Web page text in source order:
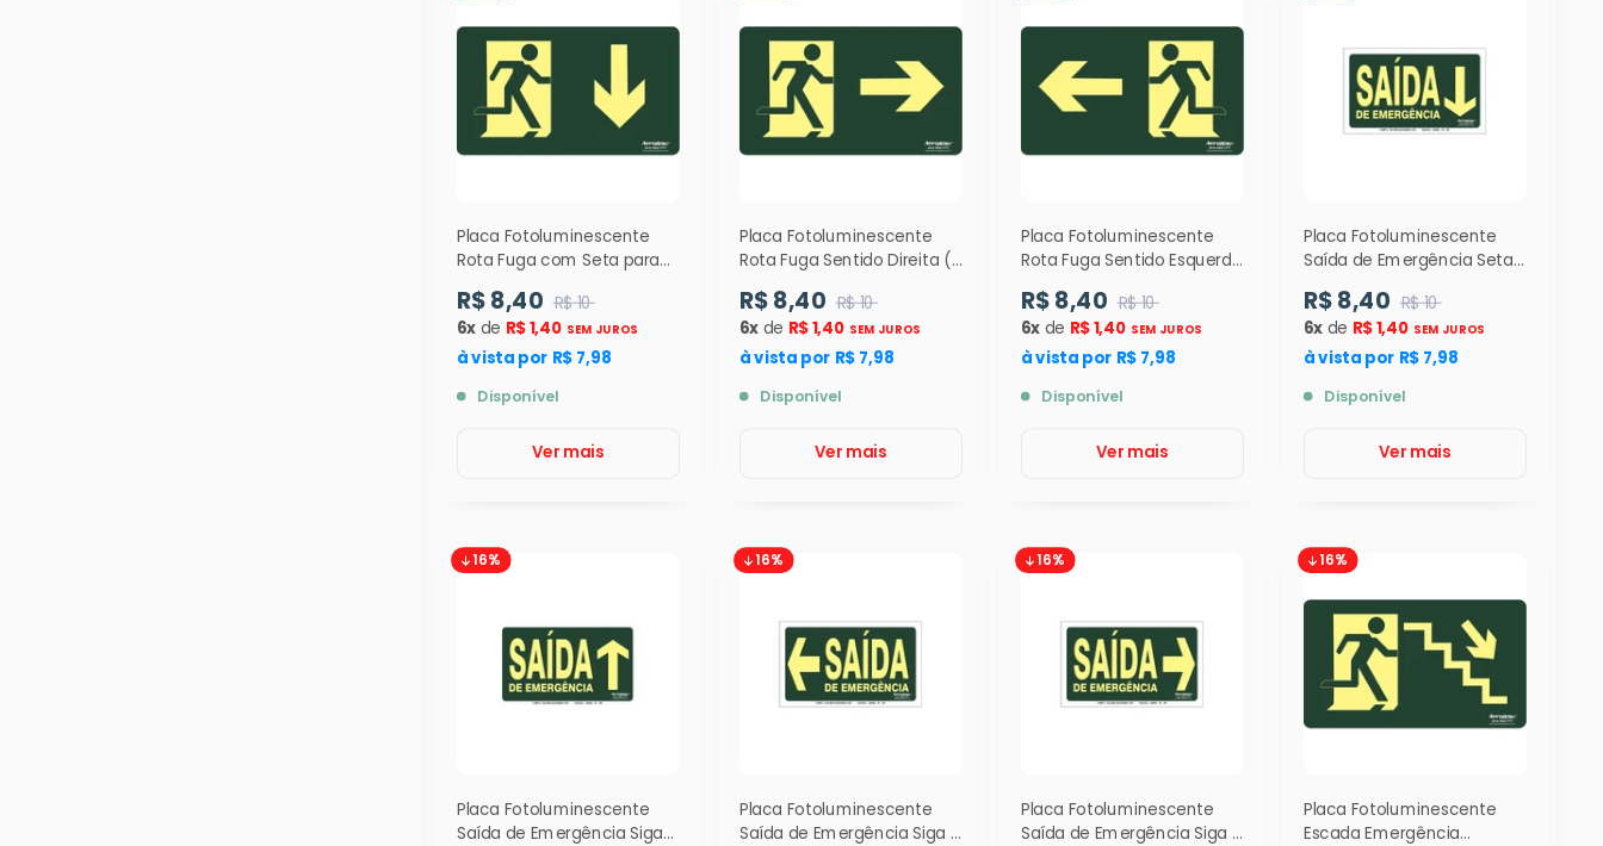
Placa Fotoluminescente
Rota Fuga com Seta para
9337
R$ 8,40 R$ 10
6x de R$ 1,40 SEM JUROS
à vista por R$ 7,98
Disponível
Ver mais
Placa Fotoluminescente
Rota Fuga Sentido Direita (
R$ 8,40 R$ 10
6xde R$ 1,40 SEM JUROS
à vista por R$ 7,98
Disponível
Ver mais
Placa Fotoluminescente
Rota Fuga Sentido Esquerda
9324
R$ 8,40 R$ 10
6x de R$ 1,40 SEM JUROS
à vista por R$ 7,98
Disponível
Ver mais
Placa Fotoluminescente
Saída de Emergência Seta
- 9377
R$ 8,40 R$ 10
6xde R$ 1,40 SEM JUROS
à vista por R$ 7,98
Disponível
Ver mais
16%
Placa Fotoluminescente
Saída de Emergência Siga
16%
Placa Fotoluminescente
Saída de Emergência Siga à
16%
Placa Fotoluminescente
Saída de Emergência Siga a
16%
Placa Fotoluminescente
Escada Emergência